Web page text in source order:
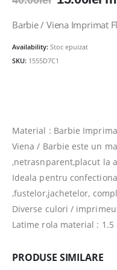
a
40.00lei.
Barbie / Viena Imprimat
Availability: Stoc epuizat
SKU: 1555D7C1
Material : Barbie
Viena / Barbie este un
,netrasnparent,placut la
Ideala pentru
,fustelor,jachetelor,
Diverse culori /
Latime rola material : 1.5
PRODUSE SIMILARE